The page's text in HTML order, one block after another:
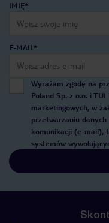
IMIĘ*
E-MAIL*
Wyrażam zgodę na
Poland Sp. z o.o. i
marketingowych, w
przetwarzaniu danych
komunikacji (e-mail),
systemów